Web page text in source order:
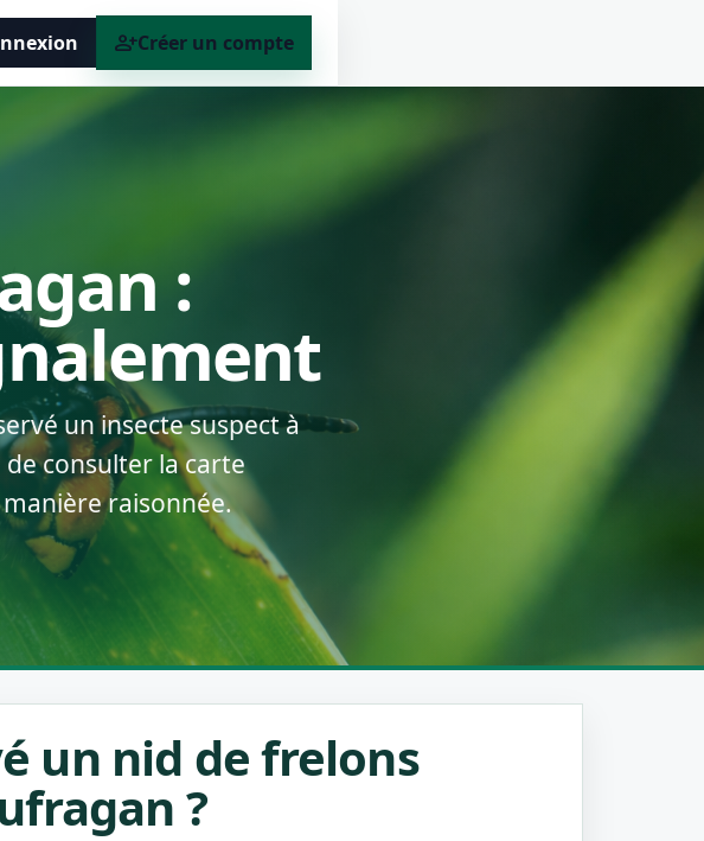
person_addCréer un compte
:
un insecte suspect à
consulter la carte
raisonnée.
un nid de frelons
?